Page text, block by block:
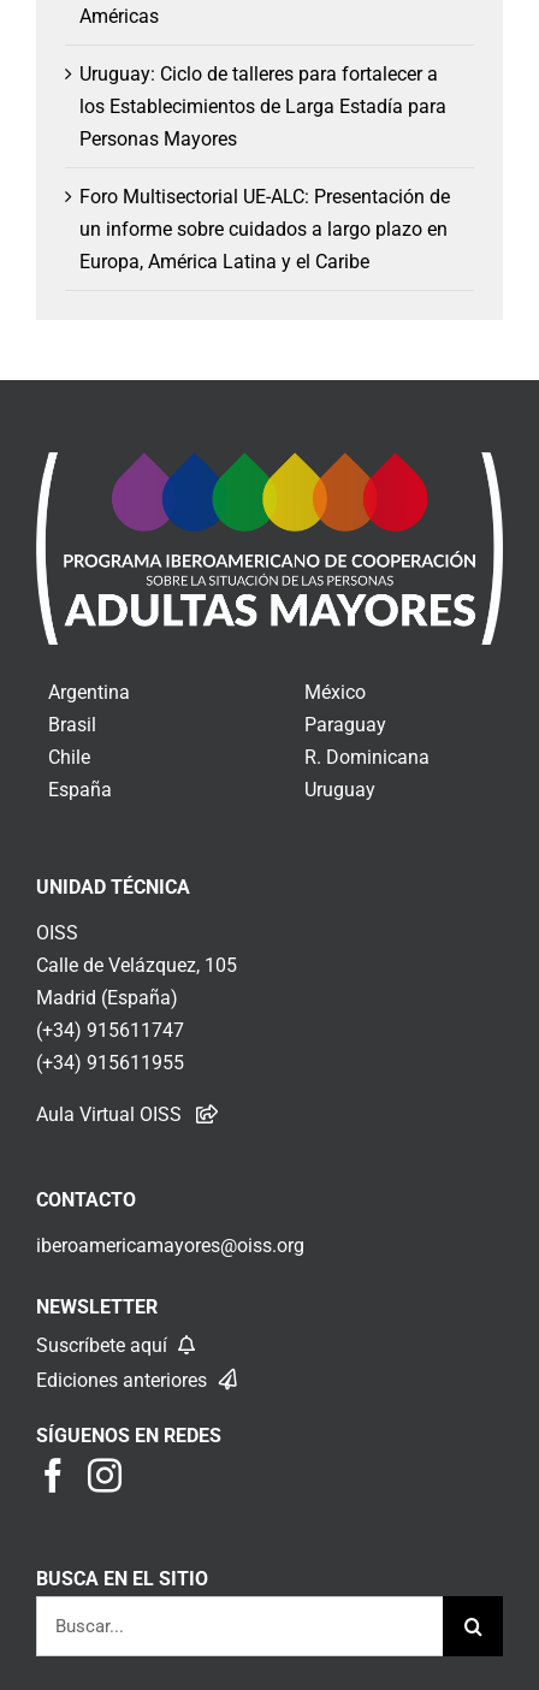
Américas
Uruguay: Ciclo de talleres para fortalecer a
los Establecimientos de Larga Estadía para
Personas Mayores
Foro Multisectorial UE-ALC: Presentación de
un informe sobre cuidados a largo plazo en
Europa, América Latina y el Caribe
Argentina
Brasil
Chile
España
México
Paraguay
R. Dominicana
Uruguay
UNIDAD TÉCNICA
OISS
Calle de Velázquez, 105
Madrid (España)
(+34) 915611747
(+34) 915611955
Aula Virtual OISS
CONTACTO
iberoamericamayores@oiss.org
NEWSLETTER
Suscríbete aquí
Ediciones anteriores
SÍGUENOS EN REDES
BUSCA EN EL SITIO